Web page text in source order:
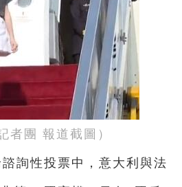
者團 報道截圖 ）
詢性投票中，意大利與法